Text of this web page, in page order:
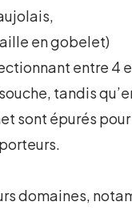
en gobelet)
entre 4
tandis
sont épurés
domaines,